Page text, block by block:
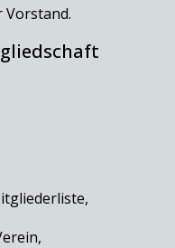
Vorstand.